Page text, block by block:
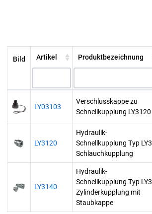
Bild Artikel Produktbezeichnung
LY03103
Verschlusskappe zu
Schnellkupplung LY3120
LY3120
Hydraulik-
Schnellkupplung Typ LY3
Schlauchkupplung
LY3140
Hydraulik-
Schnellkupplung Typ LY3
Zylinderkupplung mit
Staubkappe